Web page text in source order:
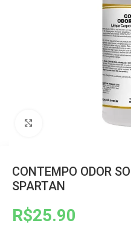
Clique para ampliar
CONTEMPO ODOR
SPARTAN
R$25.90